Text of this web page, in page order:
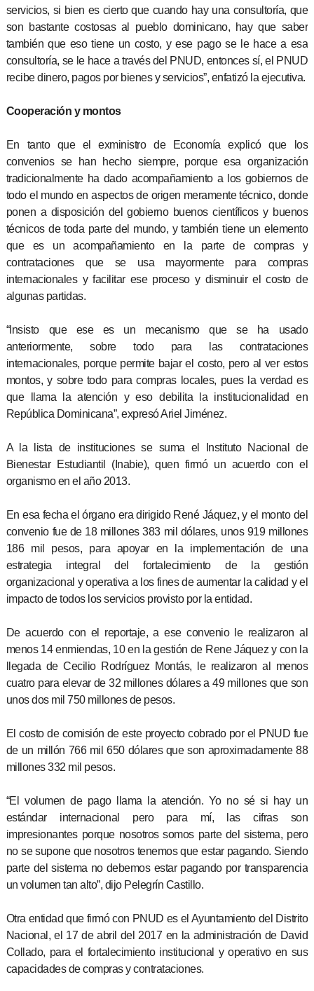
servicios, si bien es cierto que cuando hay una consultoría, que
son bastante costosas al pueblo dominicano, hay que saber
también que eso tiene un costo, y ese pago se le hace a esa
consultoría, se le hace a través del PNUD, entonces sí, el PNUD
recibe dinero, pagos por bienes y servicios”, enfatizó la ejecutiva.
Cooperación y montos
En tanto que el exministro de Economía explicó que los
convenios se han hecho siempre, porque esa organización
tradicionalmente ha dado acompañamiento a los gobiernos de
todo el mundo en aspectos de origen meramente técnico, donde
ponen a disposición del gobierno buenos científicos y buenos
técnicos de toda parte del mundo, y también tiene un elemento
que es un acompañamiento en la parte de compras y
contrataciones que se usa mayormente para compras
internacionales y facilitar ese proceso y disminuir el costo de
algunas partidas.
“Insisto que ese es un mecanismo que se ha usado
anteriormente, sobre todo para las contrataciones
internacionales, porque permite bajar el costo, pero al ver estos
montos, y sobre todo para compras locales, pues la verdad es
que llama la atención y eso debilita la institucionalidad en
República Dominicana”, expresó Ariel Jiménez.
A la lista de instituciones se suma el Instituto Nacional de
Bienestar Estudiantil (Inabie), quen firmó un acuerdo con el
organismo en el año 2013.
En esa fecha el órgano era dirigido René Jáquez, y el monto del
convenio fue de 18 millones 383 mil dólares, unos 919 millones
186 mil pesos, para apoyar en la implementación de una
estrategia integral del fortalecimiento de la gestión
organizacional y operativa a los fines de aumentar la calidad y el
impacto de todos los servicios provisto por la entidad.
De acuerdo con el reportaje, a ese convenio le realizaron al
menos 14 enmiendas, 10 en la gestión de Rene Jáquez y con la
llegada de Cecilio Rodríguez Montás, le realizaron al menos
cuatro para elevar de 32 millones dólares a 49 millones que son
unos dos mil 750 millones de pesos.
El costo de comisión de este proyecto cobrado por el PNUD fue
de un millón 766 mil 650 dólares que son aproximadamente 88
millones 332 mil pesos.
“El volumen de pago llama la atención. Yo no sé si hay un
estándar internacional pero para mí, las cifras son
impresionantes porque nosotros somos parte del sistema, pero
no se supone que nosotros tenemos que estar pagando. Siendo
parte del sistema no debemos estar pagando por transparencia
un volumen tan alto”, dijo Pelegrín Castillo.
Otra entidad que firmó con PNUD es el Ayuntamiento del Distrito
Nacional, el 17 de abril del 2017 en la administración de David
Collado, para el fortalecimiento institucional y operativo en sus
capacidades de compras y contrataciones.